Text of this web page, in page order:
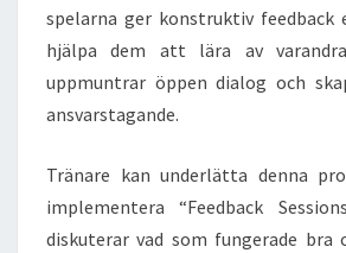
spelarna ger konstruktiv feedback
hjälpa dem att lära av
uppmuntrar öppen dialog och
ansvarstagande.
Tränare kan underlätta denna
implementera “Feedback
diskuterar vad som fungerade bra